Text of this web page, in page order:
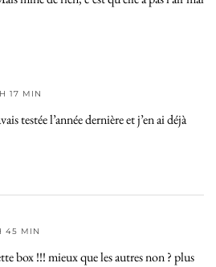
17 MIN
testée l’année dernière et j’en ai déjà
45 MIN
box !!! mieux que les autres non ? plus